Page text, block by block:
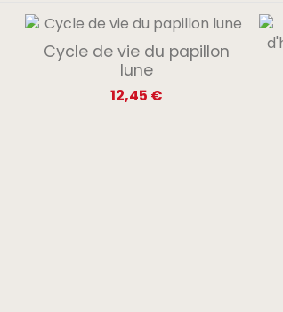
Cycle de vie du papillon
lune
12,45 €